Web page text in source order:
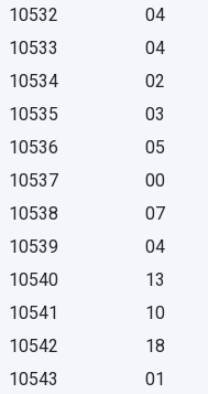
10532
04
10533
04
10534
02
10535
03
10536
05
10537
00
10538
07
10539
04
10540
13
10541
10
10542
18
10543
01